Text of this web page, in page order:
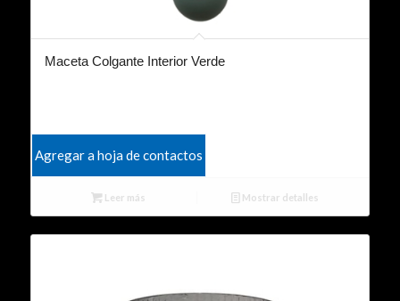
Maceta Colgante Interior Verde
Agregar a hoja de contactos
Leer más Mostrar detalles